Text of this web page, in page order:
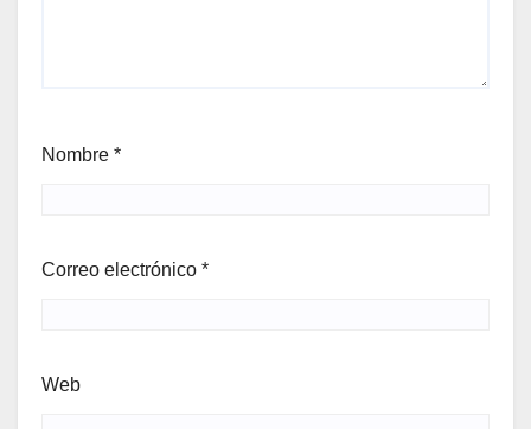
Nombre *
Correo electrónico *
Web